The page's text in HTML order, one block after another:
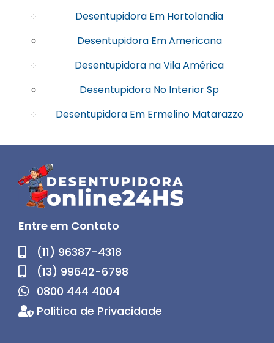
Desentupidora Em Hortolandia
Desentupidora Em Americana
Desentupidora na Vila América
Desentupidora No Interior Sp
Desentupidora Em Ermelino Matarazzo
Entre em Contato
(11) 96387-4318
(13) 99642-6798
0800 444 4004
Politica de Privacidade